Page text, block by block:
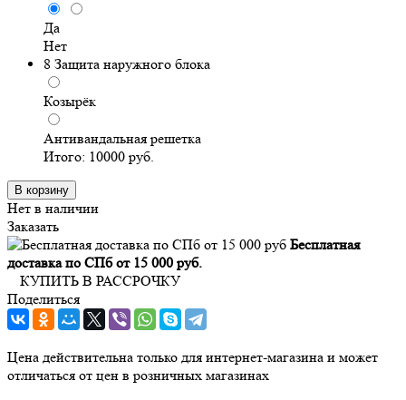
Да
Нет
8 Защита наружного блока
Козырёк
Антивандальная решетка
Итого: 10000 руб.
В корзину
Нет в наличии
Заказать
Бесплатная
доставка по СПб от 15 000 руб.
КУПИТЬ В РАССРОЧКУ
Поделиться
Цена действительна только для интернет-магазина и может
отличаться от цен в розничных магазинах